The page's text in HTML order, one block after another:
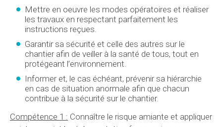
Mettre en oeuvre les modes opératoires et réaliser
les travaux en respectant parfaitement les
instructions reçues.
Garantir sa sécurité et celle des autres sur le
chantier afin de veiller à la santé de tous, tout en
protégeant l’environnement.
Informer et, le cas échéant, prévenir sa hiérarchie
en cas de situation anormale afin que chacun
contribue à la sécurité sur le chantier.
Compétence 1 : Connaître le risque amiante et appliquer